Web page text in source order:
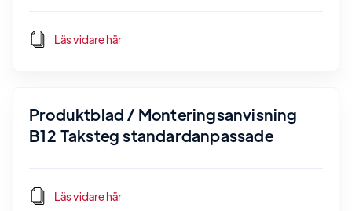
Läs vidare här
Produktblad / Monteringsanvisning
B12 Taksteg standardanpassade
Läs vidare här